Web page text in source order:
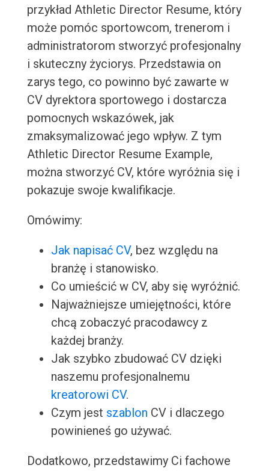
przykład Athletic Director Resume, który
może pomóc sportowcom, trenerom i
administratorom stworzyć profesjonalny
i skuteczny życiorys. Przedstawia on
zarys tego, co powinno być zawarte w
CV dyrektora sportowego i dostarcza
pomocnych wskazówek, jak
zmaksymalizować jego wpływ. Z tym
Athletic Director Resume Example,
można stworzyć CV, które wyróżnia się i
pokazuje swoje kwalifikacje.
Omówimy:
Jak napisać CV, bez względu na
branżę i stanowisko.
Co umieścić w CV, aby się wyróżnić.
Najważniejsze umiejętności, które
chcą zobaczyć pracodawcy z
każdej branży.
Jak szybko zbudować CV dzięki
naszemu profesjonalnemu
kreatorowi CV.
Czym jest szablon CV i dlaczego
powinieneś go używać.
Dodatkowo, przedstawimy Ci fachowe